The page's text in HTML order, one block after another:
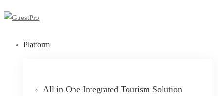
Platform
All in One Integrated Tourism Solution